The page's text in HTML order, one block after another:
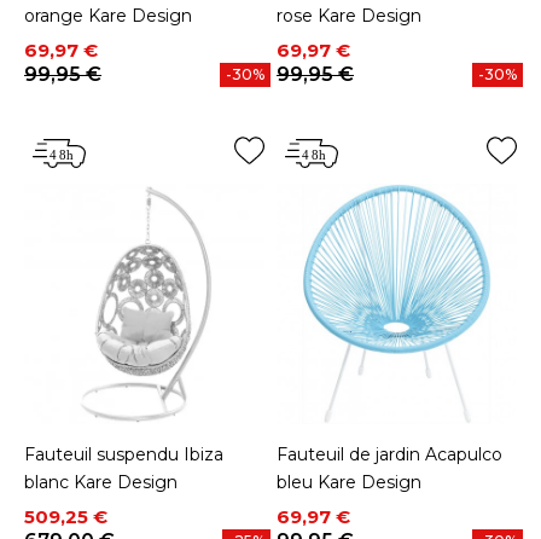
orange Kare Design
Prix
69,97 €
Prix de base
99,95 €
-30%
rose Kare Design
Prix
69,97 €
Prix de base
99,95 €
-30%
Fauteuil suspendu Ibiza
blanc Kare Design
Prix
509,25 €
Prix de base
Fauteuil de jardin Acapulco
bleu Kare Design
Prix
69,97 €
Prix de base